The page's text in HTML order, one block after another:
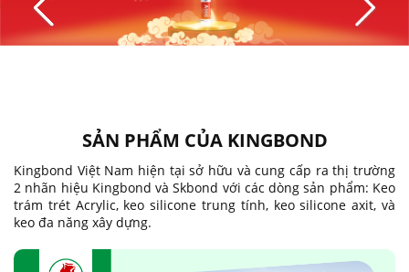
SẢN PHẨM CỦA KINGBOND
Kingbond Việt Nam hiện tại sở hữu và cung cấp ra thị trường
2 nhãn hiệu Kingbond và Skbond với các dòng sản phẩm: Keo
trám trét Acrylic, keo silicone trung tính, keo silicone axit, và
keo đa năng xây dựng.